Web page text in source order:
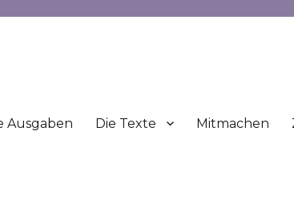
Ausgaben Die Texte Mitmachen